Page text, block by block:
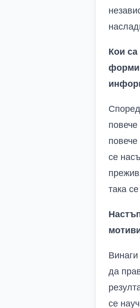
Кои
се
така
да
се